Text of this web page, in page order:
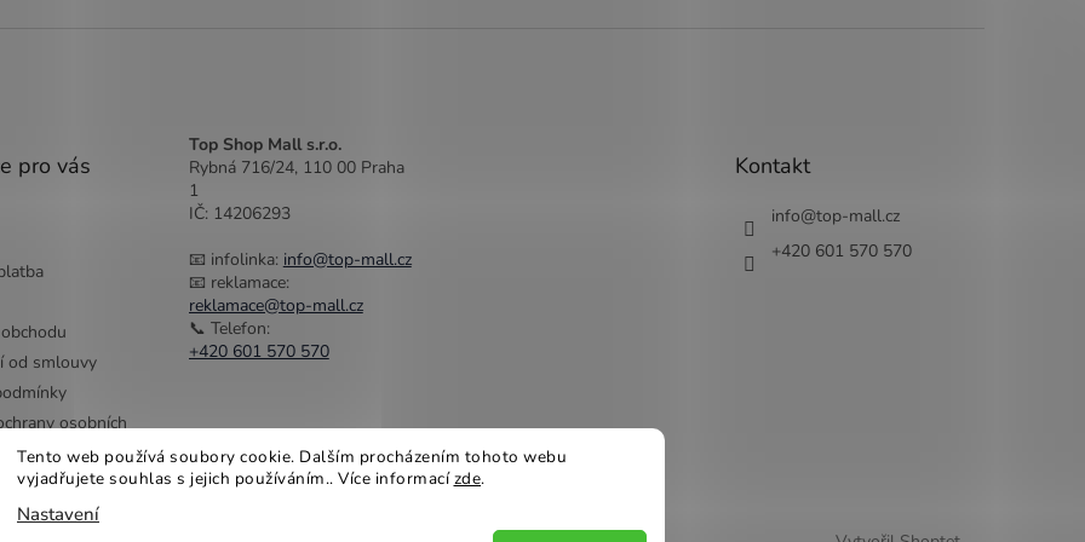
Tento web používá soubory cookie. Dalším procházením tohoto webu
vyjadřujete souhlas s jejich používáním.. Více informacízde.
Nastavení
pro vás
od smlouvy
osobních
Top Shop Mall s.r.o.
Rybná 716/24, 110 00 Praha
1
IČ: 14206293
📧 infolinka: info@top-mall.cz
📧 reklamace:
reklamace@top-mall.cz
📞 Telefon:
+420 601 570 570
Kontakt
info@top-mall.cz
+420 601 570 570